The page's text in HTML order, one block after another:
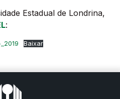
Estadual de Londrina,
:
Baixar